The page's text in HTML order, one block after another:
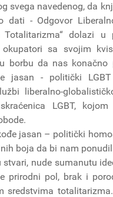
svega navedenog, da
dati - Odgovor
Totalitarizma“ dolazi u
okupatori sa svojim
borbu da nas konačno
jasan - politički
liberalno-
LGBT,
jasan – politički
boja da bi nam
stvari, nude sumanutu
prirodni pol, brak i
sredstvima